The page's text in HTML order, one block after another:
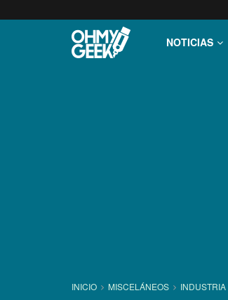
NOTICIAS
INICIO MISCELÁNEOS INDUSTRIA